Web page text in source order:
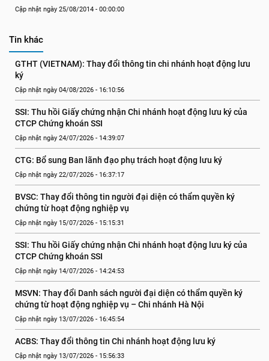
Cập nhật ngày 25/08/2014 - 00:00:00
Tin khác
GTHT (VIETNAM): Thay đổi thông tin chi nhánh hoạt động lưu
ký
Cập nhật ngày 04/08/2026 - 16:10:56
SSI: Thu hồi Giấy chứng nhận Chi nhánh hoạt động lưu ký của
CTCP Chứng khoán SSI
Cập nhật ngày 24/07/2026 - 14:39:07
CTG: Bổ sung Ban lãnh đạo phụ trách hoạt động lưu ký
Cập nhật ngày 22/07/2026 - 16:37:17
BVSC: Thay đổi thông tin người đại diện có thẩm quyền ký
chứng từ hoạt động nghiệp vụ
Cập nhật ngày 15/07/2026 - 15:15:31
SSI: Thu hồi Giấy chứng nhận Chi nhánh hoạt động lưu ký của
CTCP Chứng khoán SSI
Cập nhật ngày 14/07/2026 - 14:24:53
MSVN: Thay đổi Danh sách người đại diện có thẩm quyền ký
chứng từ hoạt động nghiệp vụ – Chi nhánh Hà Nội
Cập nhật ngày 13/07/2026 - 16:45:54
ACBS: Thay đổi thông tin Chi nhánh hoạt động lưu ký
Cập nhật ngày 13/07/2026 - 15:56:33